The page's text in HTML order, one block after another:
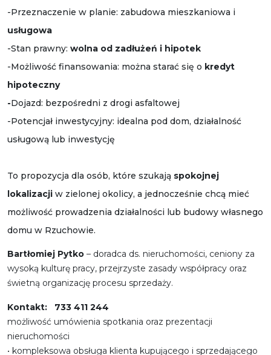
-Przeznaczenie w planie: zabudowa mieszkaniowa i
usługowa
-Stan prawny: wolna od zadłużeń i hipotek
-Możliwość finansowania: można starać się o kredyt
hipoteczny
-Dojazd: bezpośredni z drogi asfaltowej
-Potencjał inwestycyjny: idealna pod dom, działalność
usługową lub inwestycję
To propozycja dla osób, które szukają spokojnej
lokalizacji w zielonej okolicy, a jednocześnie chcą mieć
możliwość prowadzenia działalności lub budowy własnego
domu w Rzuchowie.
Bartłomiej Pytko – doradca ds. nieruchomości, ceniony za
wysoką kulturę pracy, przejrzyste zasady współpracy oraz
świetną organizację procesu sprzedaży.
Kontakt:
733 411 244
możliwość umówienia spotkania oraz prezentacji
nieruchomości
• kompleksowa obsługa klienta kupującego i sprzedającego